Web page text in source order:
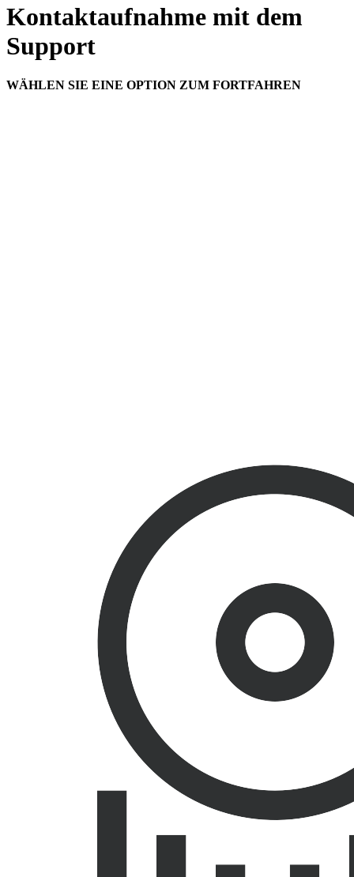
Kontaktaufnahme mit dem
Support
WÄHLEN SIE EINE OPTION ZUM FORTFAHREN